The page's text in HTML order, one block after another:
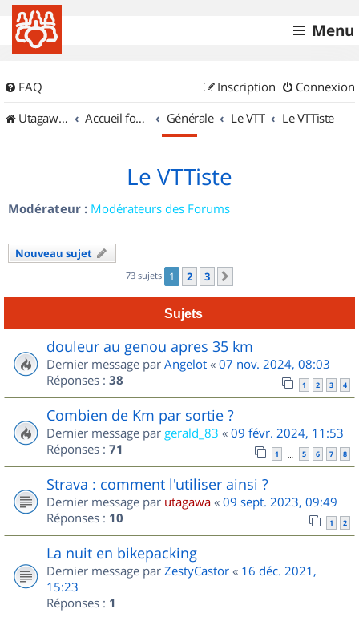
Menu
FAQ Connexion
Inscription
UtagawaVTT (Randos VTT et VTTAE avec traces GPS)
Accueil forum Générale Le VTT Le VTTiste
Le VTTiste
Modérateur : Modérateurs des Forums
Nouveau sujet
73 sujets 1 2 3
Sujets
douleur au genou apres 35 km
Dernier message par Angelot « 07 nov. 2024, 08:03
Réponses : 38 1 2 3 4
Combien de Km par sortie ?
Dernier message par gerald_83 « 09 févr. 2024, 11:53
Réponses : 71 1 … 5 6 7 8
Strava : comment l'utiliser ainsi ?
Dernier message par utagawa « 09 sept. 2023, 09:49
Réponses : 10 1 2
La nuit en bikepacking
Dernier message par ZestyCastor « 16 déc. 2021,
15:23
Réponses : 1